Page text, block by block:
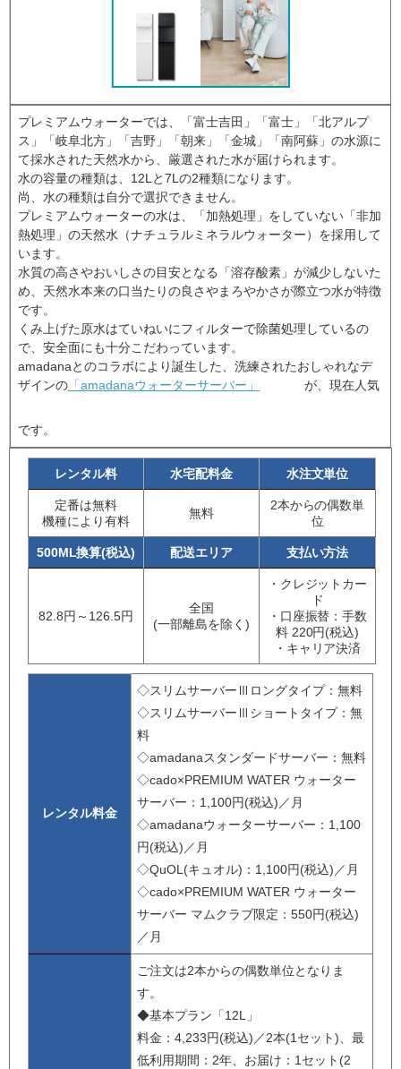
プレミアムウォーターでは、「富士吉田」「富士」「北アルプ
ス」「岐阜北方」「吉野」「朝来」「金城」「南阿蘇」の水源に
て採水された天然水から、厳選された水が届けられます。
水の容量の種類は、12Lと7Lの2種類になります。
尚、水の種類は自分で選択できません。
プレミアムウォーターの水は、「加熱処理」をしていない「非加
熱処理」の天然水（ナチュラルミネラルウォーター）を採用して
います。
水質の高さやおいしさの目安となる「溶存酸素」が減少しないた
め、天然水本来の口当たりの良さやまろやかさが際立つ水が特徴
です。
くみ上げた原水はていねいにフィルターで除菌処理しているの
で、安全面にも十分こだわっています。
amadanaとのコラボにより誕生した、洗練されたおしゃれなデ
ザインの「amadanaウォーターサーバー」 が、現在人気
です。
レンタル料 水宅配料金 水注文単位
定番は無料
機種により有料
無料
2本からの偶数単
位
500ML換算(税込) 配送エリア 支払い方法
82.8円～126.5円
全国
(一部離島を除く)
・クレジットカー
ド
・口座振替：手数
料 220円(税込)
・キャリア決済
レンタル料金
◇スリムサーバーⅢロングタイプ：無料
◇スリムサーバーⅢショートタイプ：無
料
◇amadanaスタンダードサーバー：無料
◇cado×PREMIUM WATER ウォーター
サーバー：1,100円(税込)／月
◇amadanaウォーターサーバー：1,100
円(税込)／月
◇QuOL(キュオル)：1,100円(税込)／月
◇cado×PREMIUM WATER ウォーター
サーバー マムクラブ限定：550円(税込)
／月
ご注文は2本からの偶数単位となりま
す。
◆基本プラン「12L」
料金：4,233円(税込)／2本(1セット)、最
低利用期間：2年、お届け：1セット(2